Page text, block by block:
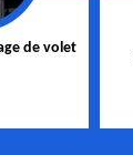
de volet